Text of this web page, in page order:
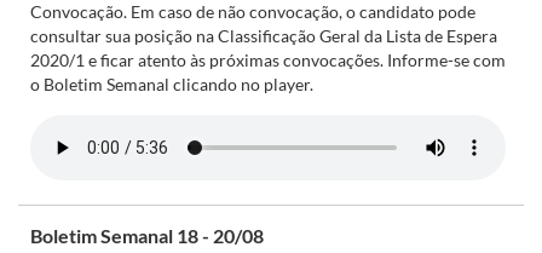
Convocação. Em caso de não convocação, o candidato pode
consultar sua posição na Classificação Geral da Lista de Espera
2020/1 e ficar atento às próximas convocações. Informe-se com
o Boletim Semanal clicando no player.
Boletim Semanal 18 - 20/08